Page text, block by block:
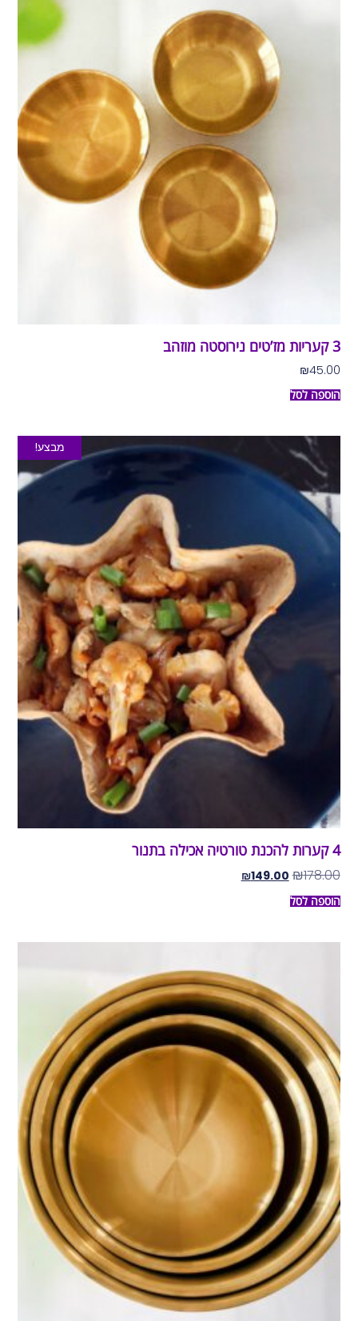
3 קעריות מז’טים נירוסטה מוזהב
₪45.00
הוספה לסל
מבצע!
4 קערות להכנת טורטיה אכילה בתנור
₪178.00
₪149.00
הוספה לסל